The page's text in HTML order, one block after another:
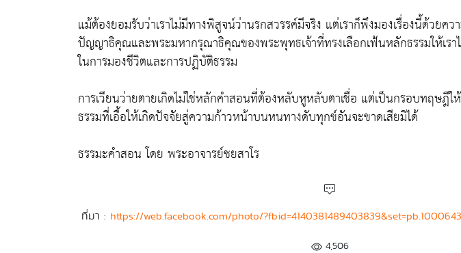
แม้ต้องยอมรับว่าเราไม่มีทางพิสูจน์ว่านรกสวรรค์มีจริง แต่เราก็พึงมองเรื่องนี้ด้วยคว
ปัญญาธิคุณและพระมหากรุณาธิคุณของพระพุทธเจ้าที่ทรงเลือกเฟ้นหลักธรรมให้เร
ในการมองชีวิตและการปฏิบัติธรรม
การเวียนว่ายตายเกิดไม่ใช่หลักคำสอนที่ต้องหลับหูหลับตาเชื่อ แต่เป็นกรอบทฤษฎีให้
ธรรมที่เอื้อให้เกิดปัจจัยสู่ความก้าวหน้าบนหนทางดับทุกข์อันจะขาดเสียมิได้
ธรรมะคำสอน โดย พระอาจารย์ชยสาโร
ที่มา : https://web.facebook.com/photo/
4,506